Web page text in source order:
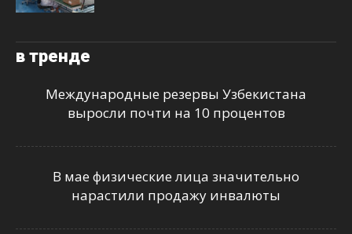
в тренде
Международные резервы Узбекистана
выросли почти на 10 процентов
В мае физические лица значительно
нарастили продажу инвалюты